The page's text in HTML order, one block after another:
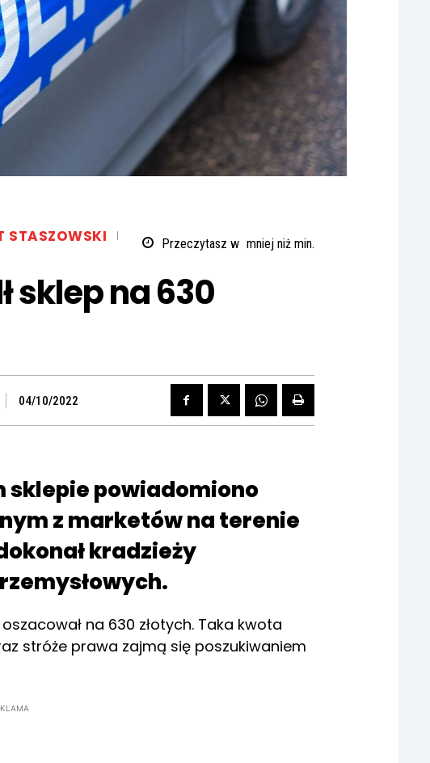
STASZOWSKI Przeczytasz w mniej niżmin.
sklep na 630
04/10/2022
sklepie powiadomiono
z marketów na terenie
kradzieży
na 630 złotych. Taka kwota
stróże prawa zajmą się poszukiwaniem